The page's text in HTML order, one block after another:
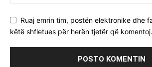
Ruaj emrin tim, postën elektronike dhe
këtë shfletues për herën tjetër që komentoj.